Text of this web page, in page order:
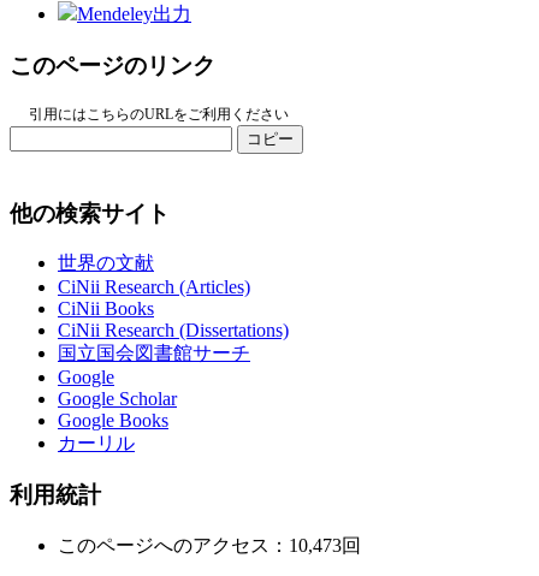
Mendeley出力
このページのリンク
引用にはこちらのURLをご利用ください
コピー
他の検索サイト
世界の文献
CiNii Research (Articles)
CiNii Books
CiNii Research (Dissertations)
国立国会図書館サーチ
Google
Google Scholar
Google Books
カーリル
利用統計
このページへのアクセス：10,473回